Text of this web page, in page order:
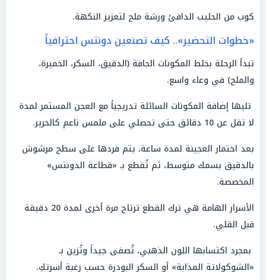
كوب من الحليب الدافئ ورشة ملح لتعزيز النكهة.
«خطوات التحضير».. كيف تصنعين دونتس احترافياً
تبدأ الرحلة بخلط المكونات الجافة (الدقيق، السكر، الخميرة،
والملح) في وعاء واسع.
تليها إضافة المكونات السائلة تدريجياً مع العجن المستمر لمدة
لا تقل عن 10 دقائق حتى تحصلي على ملمس ناعم كالحرير.
بعد اختمار العجينة لمدة ساعة، يتم فردها على سطح مرشوش
بالدقيق بسمك متوسط، ثم تُقطع بـ «قطاعة الدونتس»
المخصصة.
الأسرار الهامة هي ترك القطع ترتاح مرة أخرى لمدة 20 دقيقة
قبل القلي.
بمجرد اكتسابها اللون الذهبي، تُصفى جيداً وتُزين بـ
«الشوكولاتة المذابة» أو السكر البودرة حسب رغبة أسرتكِ.